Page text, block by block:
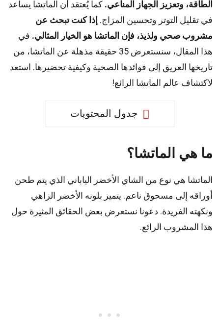
الطاقة، وتعزيز الجهاز المناعي. كما يُعتقد أن الماتشا يساعد
في تقليل التوتر وتحسين المزاج. إذا كنت تبحث عن
مشروب صحي ولذيذ، فإن الماتشا هو الخيار المثالي. في
هذا المقال، سنستعرض 35 حقيقة مذهلة عن الماتشا، من
تاريخها العريق إلى فوائدها الصحية وكيفية تحضيرها. استعد
لاكتشاف عالم الماتشا الرائع!
جدول المحتويات
ما هي الماتشا؟
الماتشا هي نوع من الشاي الأخضر الياباني الذي يتم طحن
أوراقه إلى مسحوق ناعم. يتميز بلونه الأخضر الزاهي
ونكهته الفريدة. دعونا نستعرض بعض الحقائق المثيرة حول
هذا المشروب الرائع.